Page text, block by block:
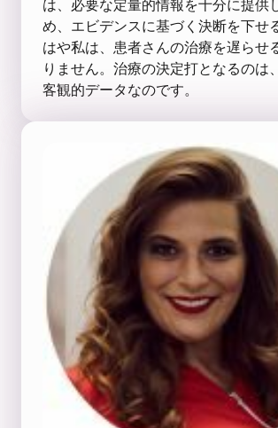
は、必要な定量的情報を十分に提供
め、エビデンスに基づく決断を下せ
はや私は、患者さんの治療を遅らせ
りません。治療の決定打となるのは
客観的データなのです。